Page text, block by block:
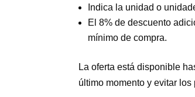
Indica la unidad o
El 8% de descuento
mínimo de compra.
La oferta está disponible
último momento y evitar